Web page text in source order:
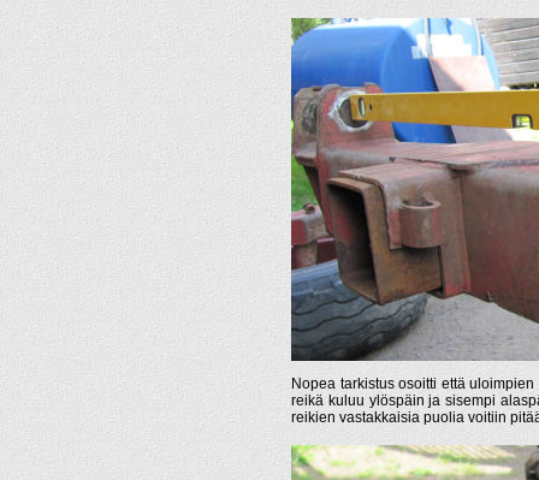
Nopea tarkistus osoitti että
reikä kuluu ylöspäin ja sisempi
reikien vastakkaisia puolia voitiin